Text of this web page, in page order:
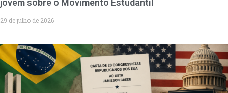
jovem sobre o Movimento Estudantil
29 de julho de 2026